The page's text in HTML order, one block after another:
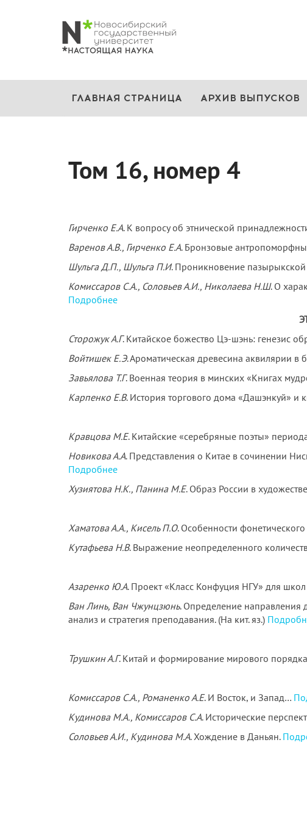
ГЛАВНАЯ СТРАНИЦА АРХИВ ВЫПУСКОВ
Том 16, номер 4
Гирченко Е.А. К вопросу об этнической
Варенов А.В., Гирченко Е.А. Бронзовые
Шульга Д.П., Шульга П.И. Проникновение пазырыкской
Комиссаров С.А., Соловьев А.И., Николаева Н.Ш. О
Подробнее
Сторожук А.Г. Китайское божество Цэ-шэнь: генезис
Войтишек Е.Э. Ароматическая древесина аквилярии в
Завьялова Т.Г. Военная теория в минских «Книгах
Карпенко Е.В. История торгового дома «Дашэнкуй» и
Кравцова М.Е. Китайские «серебряные поэты»
Новикова А.А. Представления о Китае в сочинении
Подробнее
Хузиятова Н.К., Панина М.Е. Образ России в
Хаматова А.А., Кисель П.О. Особенности
Кутафьева Н.В. Выражение неопределенного
Азаренко Ю.А. Проект «Класс Конфуция НГУ» для школ
Ван Линь, Ван Чжунцзюнь. Определение направления
анализ и стратегия преподавания. (На кит. яз.)
Трушкин А.Г. Китай и формирование мирового
Комиссаров С.А., Романенко А.Е. И Восток, и Запад…
Кудинова М.А., Комиссаров С.А. Исторические
Соловьев А.И., Кудинова М.А. Хождение в Даньян.